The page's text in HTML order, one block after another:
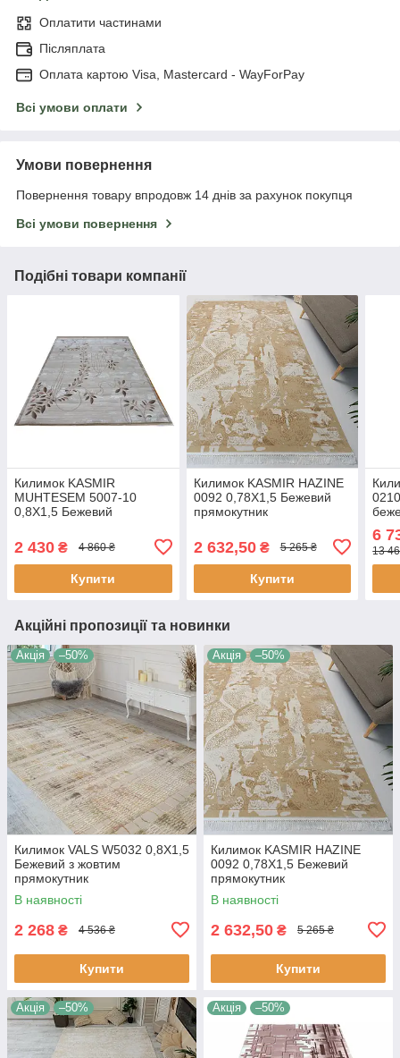
Оплатити частинами
Післяплата
Оплата картою Visa, Mastercard - WayForPay
Всі умови оплати
Умови повернення
Повернення товару впродовж 14 днів за рахунок покупця
Всі умови повернення
Подібні товари компанії
Килимок KASMIR
MUHTESEM 5007-10
0,8Х1,5 Бежевий
2 430 ₴ 4 860 ₴
Купити
Килимок KASMIR HAZINE
0092 0,78Х1,5 Бежевий
прямокутник
2 632,50₴ 5 265 ₴
Купити
6
13
Акційні пропозиції та новинки
Акція –50%
Килимок VALS W5032 0,8Х1,5
Бежевий з жовтим
прямокутник
В наявності
2 268 ₴ 4 536 ₴
Купити
Акція –50%
Килимок KASMIR HAZINE
0092 0,78Х1,5 Бежевий
прямокутник
В наявності
2 632,50 ₴ 5 265 ₴
Купити
Акція –50% Акція –50%